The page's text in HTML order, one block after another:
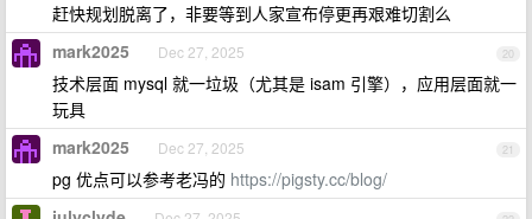
赶快规划脱离了，非要等到人家宣布停更再艰难切割么
20
mark2025 Dec 27, 2025
技术层面 mysql 就一垃圾（尤其是 isam 引擎），应用层面就一
玩具
21
mark2025 Dec 27, 2025
pg 优点可以参考老冯的 https://pigsty.cc/blog/